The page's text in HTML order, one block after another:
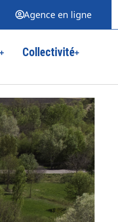
Agence en ligne
Collectivité